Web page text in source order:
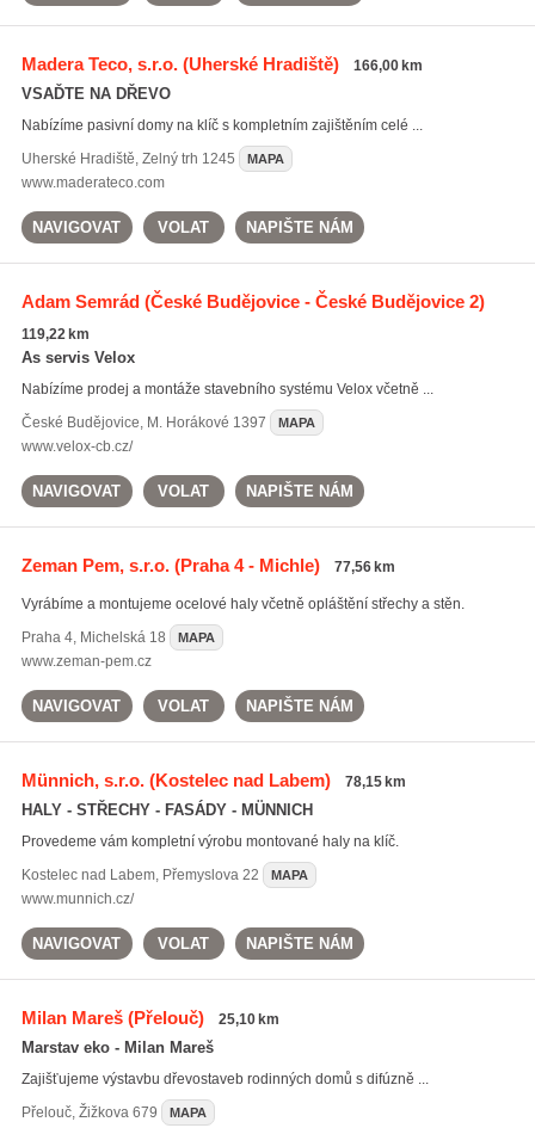
Madera Teco, s.r.o.(Uherské Hradiště) 166,00 km
VSAĎTE NA DŘEVO
Nabízíme pasivní domy na klíč s kompletním zajištěním celé ...
Uherské Hradiště, Zelný trh 1245 MAPA
www.maderateco.com
NAVIGOVAT VOLAT NAPIŠTE NÁM
Adam Semrád(České Budějovice - České Budějovice 2)
119,22 km
As servis Velox
Nabízíme prodej a montáže stavebního systému Velox včetně ...
České Budějovice, M. Horákové 1397 MAPA
www.velox-cb.cz/
NAVIGOVAT VOLAT NAPIŠTE NÁM
Zeman Pem, s.r.o.(Praha 4 - Michle) 77,56 km
Vyrábíme a montujeme ocelové haly včetně opláštění střechy a stěn.
Praha 4, Michelská 18 MAPA
www.zeman-pem.cz
NAVIGOVAT VOLAT NAPIŠTE NÁM
Münnich, s.r.o.(Kostelec nad Labem) 78,15 km
HALY - STŘECHY - FASÁDY - MÜNNICH
Provedeme vám kompletní výrobu montované haly na klíč.
Kostelec nad Labem, Přemyslova 22 MAPA
www.munnich.cz/
NAVIGOVAT VOLAT NAPIŠTE NÁM
Milan Mareš(Přelouč) 25,10 km
Marstav eko - Milan Mareš
Zajišťujeme výstavbu dřevostaveb rodinných domů s difúzně ...
Přelouč, Žižkova 679 MAPA